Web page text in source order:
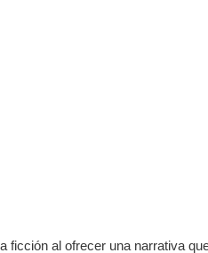
al ofrecer una narrativa